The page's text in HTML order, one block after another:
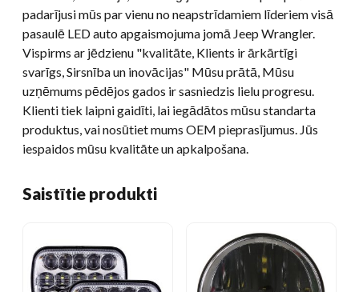
padarījusi mūs par vienu no neapstrīdamiem līderiem visā
pasaulē LED auto apgaismojuma jomā Jeep Wrangler.
Vispirms ar jēdzienu "kvalitāte, Klients ir ārkārtīgi
svarīgs, Sirsnība un inovācijas" Mūsu prātā, Mūsu
uzņēmums pēdējos gados ir sasniedzis lielu progresu.
Klienti tiek laipni gaidīti, lai iegādātos mūsu standarta
produktus, vai nosūtiet mums OEM pieprasījumus. Jūs
iespaidos mūsu kvalitāte un apkalpošana.
Saistītie produkti